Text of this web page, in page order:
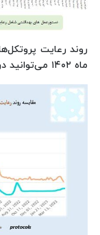
ماه ۱۴۰۲ می‌توانید در نمودار زیر مشاهده کنید: